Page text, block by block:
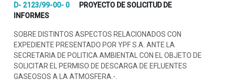
D- 2123/99-00- 0
PROYECTO DE SOLICITUD DE
INFORMES
SOBRE DISTINTOS ASPECTOS RELACIONADOS CON
EXPEDIENTE PRESENTADO POR YPF S.A. ANTE LA
SECRETARIA DE POLITICA AMBIENTAL CON EL OBJETO DE
SOLICITAR EL PERMISO DE DESCARGA DE EFLUENTES
GASEOSOS A LA ATMOSFERA.-.